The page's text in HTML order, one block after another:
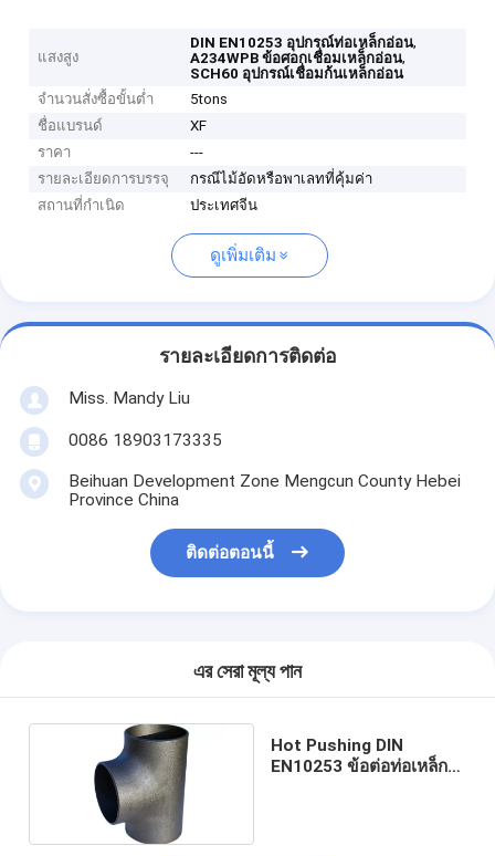
แสงสูง
DIN EN10253 อุปกรณ์ท่อเหล็กอ่อน,
A234WPB ข้อศอกเชื่อมเหล็กอ่อน,
SCH60 อุปกรณ์เชื่อมก้นเหล็กอ่อน
จำนวนสั่งซื้อขั้นต่ำ
5tons
ชื่อแบรนด์
XF
ราคา
---
รายละเอียดการบรรจุ
กรณีไม้อัดหรือพาเลทที่คุ้มค่า
สถานที่กำเนิด
ประเทศจีน
ดูเพิ่มเติม
รายละเอียดการติดต่อ
Miss. Mandy Liu
0086 18903173335
Beihuan Development Zone Mengcun County Hebei
Province China
ติดต่อตอนนี้
এর সেরা মূল্য পান
Hot Pushing DIN
EN10253 ข้อต่อท่อเหล็ก